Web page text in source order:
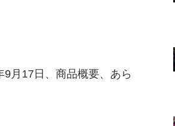
月17日、商品概要、あら